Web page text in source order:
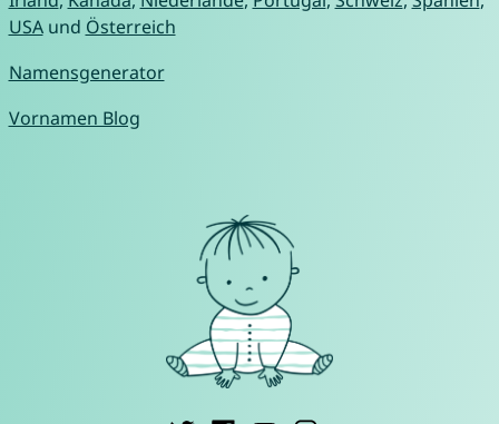
USAund Österreich
Namensgenerator
Vornamen Blog